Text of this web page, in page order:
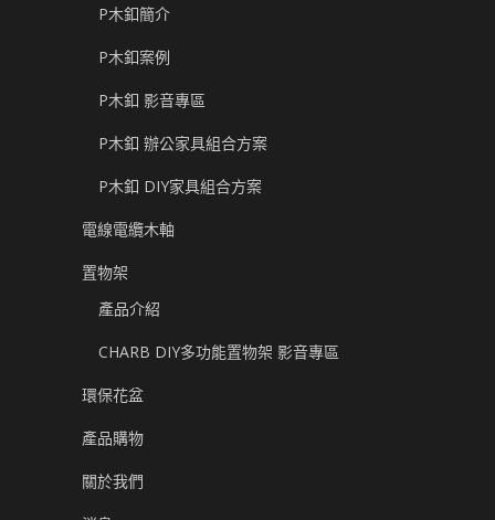
P木釦簡介
P木釦案例
P木釦 影音專區
P木釦 辦公家具組合方案
P木釦 DIY家具組合方案
電線電纜木軸
置物架
產品介紹
CHARB DIY多功能置物架 影音專區
環保花盆
產品購物
關於我們